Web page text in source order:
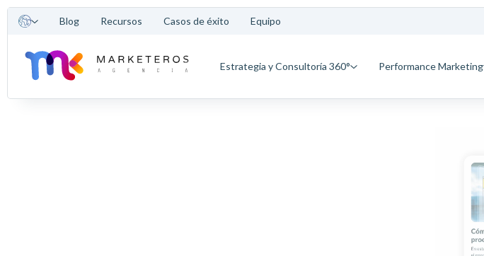
Blog Recursos Casos de éxito Equipo
Estrategia y Consultoría 360° Performance Marketing